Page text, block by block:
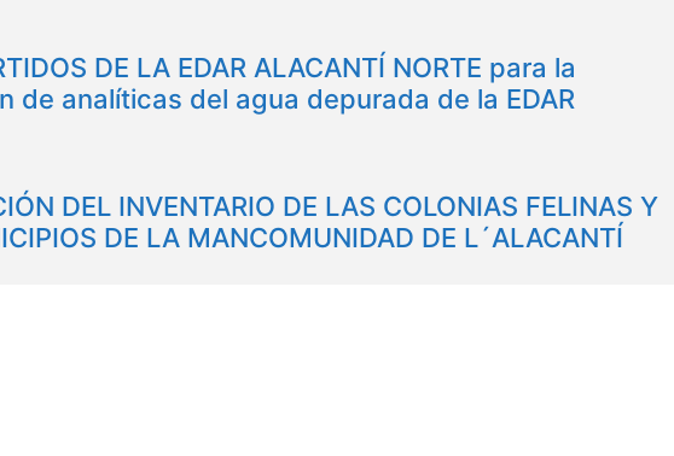
DE LA EDAR ALACANTÍ NORTE para la
analíticas del agua depurada de la EDAR
DEL INVENTARIO DE LAS COLONIAS FELINAS Y
DE LA MANCOMUNIDAD DE L´ALACANTÍ